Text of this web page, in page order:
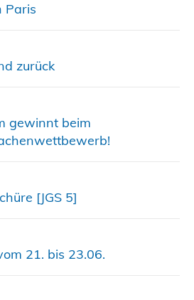
Paris
zurück
gewinnt beim
[JGS 5]
21. bis 23.06.